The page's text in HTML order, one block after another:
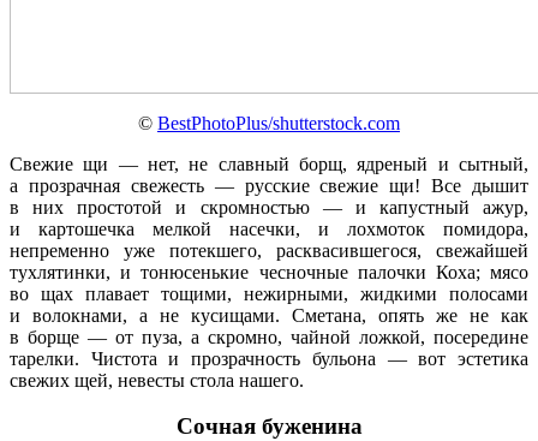
© BestPhotoPlus/shutterstock.com
Свежие щи — нет, не славный борщ, ядреный и сытный,
а прозрачная свежесть — русские свежие щи! Все дышит
в них простотой и скромностью — и капустный ажур,
и картошечка мелкой насечки, и лохмоток помидора,
непременно уже потекшего, расквасившегося, свежайшей
тухлятинки, и тонюсенькие чесночные палочки Коха; мясо
во щах плавает тощими, нежирными, жидкими полосами
и волокнами, а не кусищами. Сметана, опять же не как
в борще — от пуза, а скромно, чайной ложкой, посередине
тарелки. Чистота и прозрачность бульона — вот эстетика
свежих щей, невесты стола нашего.
Сочная буженина